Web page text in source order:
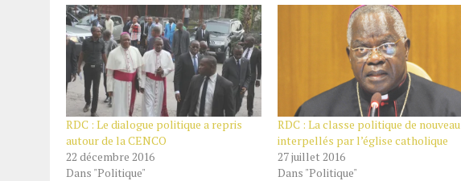
RDC : Le dialogue politique a repris
autour de la CENCO
22 décembre 2016
Dans "Politique"
RDC : La classe politique de nouveau
interpellés par l’église catholique
27 juillet 2016
Dans "Politique"